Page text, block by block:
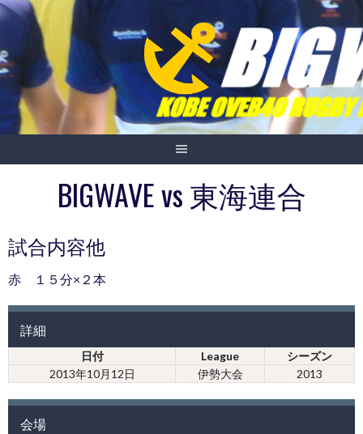
Skip
content
BIGWAVE vs 東海連合
試合内容他
赤 １５分×２本
詳細
日付 League
シーズン
2013年10月12日
伊勢大会 2013
会場